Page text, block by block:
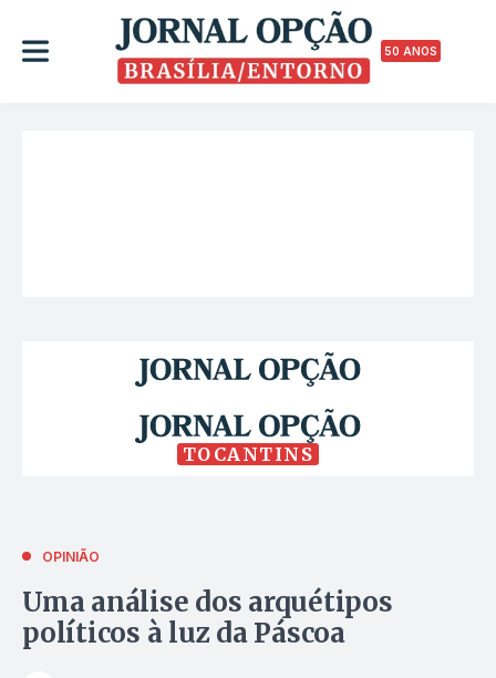
50 ANOS
TOCANTINS
OPINIÃO
Uma análise dos arquétipos
políticos à luz da Páscoa